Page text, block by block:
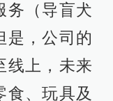
务（导盲犬
是，公司的
线上，未来
食、玩具及